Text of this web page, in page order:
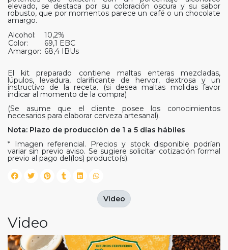
elevado, se destaca por su coloración oscura y su sabor
robusto, que por momentos parece un café o un chocolate
amargo.
Alcohol:
10,2%
Color:
69,1 EBC
Amargor: 68,4 IBUs
El kit preparado contiene maltas enteras mezcladas,
lúpulos, levadura, clarificante de hervor, dextrosa y un
instructivo de la receta. (si desea maltas molidas favor
indicar al momento de la compra)
(Se asume que el cliente posee los conocimientos
necesarios para elaborar cerveza artesanal).
Nota: Plazo de producción de 1 a 5 días hábiles
* Imagen referencial. Precios y stock disponible podrían
variar sin previo aviso. Se sugiere solicitar cotización formal
previo al pago del(los) producto(s).
Video
Video